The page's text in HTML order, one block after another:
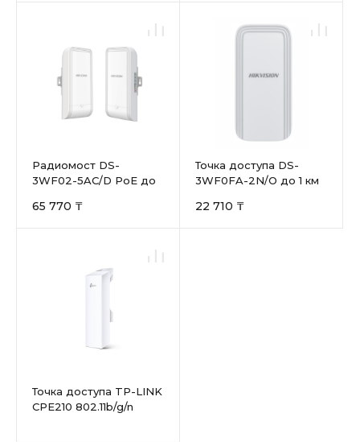
Радиомост DS-
3WF02-5AC/D PoE до
65 770 ₸
Точка доступа DS-
3WF0FA-2N/O до 1 км
22 710 ₸
Точка доступа TP-LINK
CPE210 802.11b/g/n